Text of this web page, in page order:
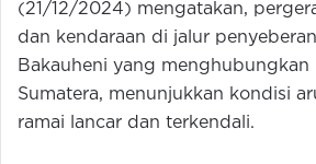
(21/12/2024) mengatakan,
dan kendaraan di jalur
Bakauheni yang menghubungkan
Sumatera, menunjukkan kondisi
ramai lancar dan terkendali.